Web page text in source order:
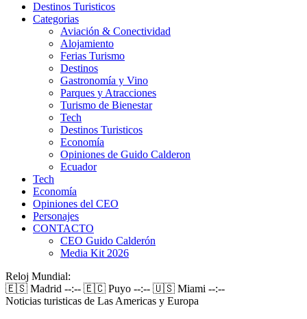
Destinos Turisticos
Categorias
Aviación & Conectividad
Alojamiento
Ferias Turismo
Destinos
Gastronomía y Vino
Parques y Atracciones
Turismo de Bienestar
Tech
Destinos Turisticos
Economía
Opiniones de Guido Calderon
Ecuador
Tech
Economía
Opiniones del CEO
Personajes
CONTACTO
CEO Guido Calderón
Media Kit 2026
Reloj Mundial:
🇪🇸 Madrid --:-- 🇪🇨 Puyo --:-- 🇺🇸 Miami --:--
Noticias turisticas de Las Americas y Europa